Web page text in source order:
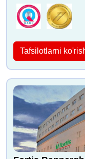
Tafsilotlarni